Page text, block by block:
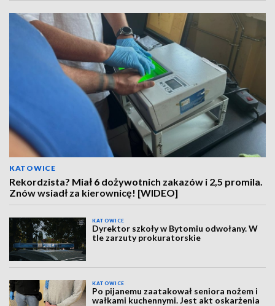
KATOWICE
Rekordzista? Miał 6 dożywotnich zakazów i 2,5 promila.
Znów wsiadł za kierownicę! [WIDEO]
KATOWICE
Dyrektor szkoły w Bytomiu odwołany. W
tle zarzuty prokuratorskie
KATOWICE
Po pijanemu zaatakował seniora nożem i
wałkami kuchennymi. Jest akt oskarżenia